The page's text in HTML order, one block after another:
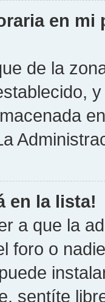
en
de la
en la lista!
a que la
foro o
sentíte